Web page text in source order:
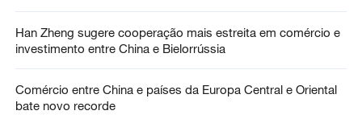
Han Zheng sugere cooperação mais estreita em comércio e
investimento entre China e Bielorrússia
Comércio entre China e países da Europa Central e Oriental
bate novo recorde